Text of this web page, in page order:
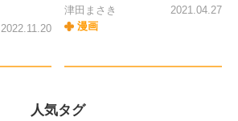
2022.11.20
津田まさき
漫画
2021.04.27
人気タグ